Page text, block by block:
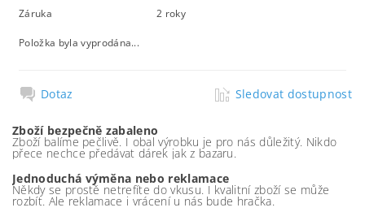
Záruka 2 roky
Položka byla vyprodána...
Dotaz Sledovat dostupnost
Zboží bezpečně zabaleno
Zboží balíme pečlivě. I obal výrobku je pro nás důležitý. Nikdo
přece nechce předávat dárek jak z bazaru.
Jednoduchá výměna nebo reklamace
Někdy se prostě netrefíte do vkusu. I kvalitní zboží se může
rozbít. Ale reklamace i vrácení u nás bude hračka.